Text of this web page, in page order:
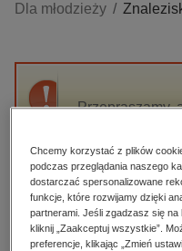
Zobacz wszystkie E-prasa
budownictwo,
darmowe wydania
edukacja
hobby, sport,
komputery,
Dla młodzieży
Przepraszamy,
High-contrast mode
Polecane
Chcemy korzystać z plików
podczas przeglądania naszego
dostarczać spersonalizowane
funkcje, które rozwijamy dzięki
partnerami. Jeśli zgadzasz się
kliknij „Zaakceptuj wszystkie”.
preferencje, klikając „Zmień